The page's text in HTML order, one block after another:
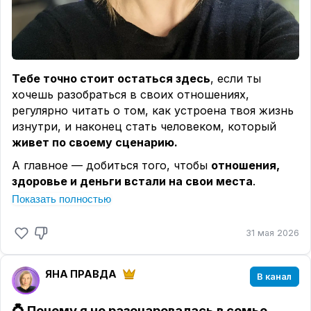
Сохраните изображение себе в телефон и
смотрите на него чаще.
Пусть эта карта станет вашим маяком,
который не даст забыть о своём истинном
желании и поможет энергии воплотить его в
жизнь.
Тебе точно стоит остаться здесь, если ты
хочешь разобраться в своих отношениях,
регулярно читать о том, как устроена твоя жизнь
изнутри, и наконец стать человеком, который
живет по своему сценарию.
А главное — добиться того, чтобы отношения,
здоровье и деньги встали на свои места.
Добро пожаловать в мир правды о себе.
— Честный разбор жизненных ситуаций —без
осуждения и розовых очков
— Откровенные истории клиентов и мои личные
— А еще то, чтоизменит твое представление об
Показать полностью
31 мая 2026
ЯНА ПРАВДА В канал